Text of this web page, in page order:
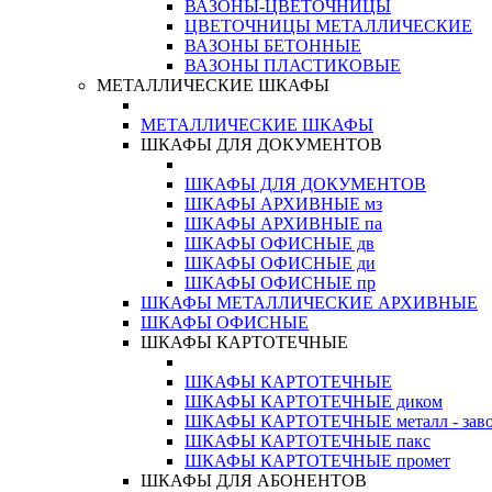
ВАЗОНЫ-ЦВЕТОЧНИЦЫ
ЦВЕТОЧНИЦЫ МЕТАЛЛИЧЕСКИЕ
ВАЗОНЫ БЕТОННЫЕ
ВАЗОНЫ ПЛАСТИКОВЫЕ
МЕТАЛЛИЧЕСКИЕ ШКАФЫ
МЕТАЛЛИЧЕСКИЕ ШКАФЫ
ШКАФЫ ДЛЯ ДОКУМЕНТОВ
ШКАФЫ ДЛЯ ДОКУМЕНТОВ
ШКАФЫ АРХИВНЫЕ мз
ШКАФЫ АРХИВНЫЕ па
ШКАФЫ ОФИСНЫЕ дв
ШКАФЫ ОФИСНЫЕ ди
ШКАФЫ ОФИСНЫЕ пр
ШКАФЫ МЕТАЛЛИЧЕСКИЕ АРХИВНЫЕ
ШКАФЫ ОФИСНЫЕ
ШКАФЫ КАРТОТЕЧНЫЕ
ШКАФЫ КАРТОТЕЧНЫЕ
ШКАФЫ КАРТОТЕЧНЫЕ диком
ШКАФЫ КАРТОТЕЧНЫЕ металл -
ШКАФЫ КАРТОТЕЧНЫЕ пакс
ШКАФЫ КАРТОТЕЧНЫЕ промет
ШКАФЫ ДЛЯ АБОНЕНТОВ